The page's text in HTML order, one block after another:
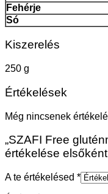
Fehérje
Só
Kiszerelés
250 g
Értékelések
Még nincsenek
„SZAFI Free
értékelése elsőként
A te értékelésed *